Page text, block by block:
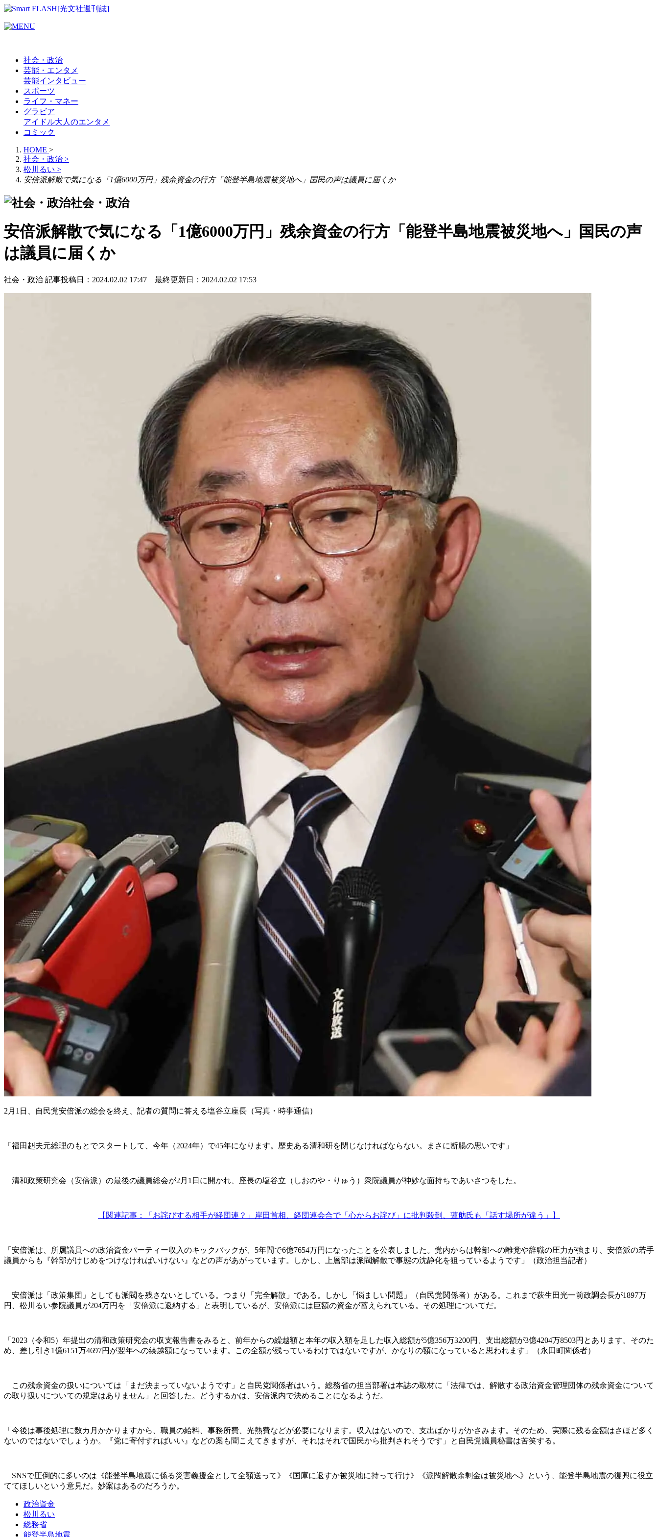
社会・政治
芸能・エンタメ
芸能インタビュー
スポーツ
ライフ・マネー
グラビア
アイドル大人のエンタメ
コミック
HOME >
社会・政治 >
松川るい >
安倍派解散で気になる「1億6000万円」残余資金の行方「能登半島地震被災地へ」国民の声は議員に届くか
社会・政治
安倍派解散で気になる「1億6000万円」残余資金の行方「能登半島地震被災地へ」国民の声
は議員に届くか
社会・政治 記事投稿日：2024.02.02 17:47 最終更新日：2024.02.02 17:53
2月1日、自民党安倍派の総会を終え、記者の質問に答える塩谷立座長（写真・時事通信）
「福田赳夫元総理のもとでスタートして、今年（2024年）で45年になります。歴史ある清和研を閉じなければならない。まさに断腸の思いです」
清和政策研究会（安倍派）の最後の議員総会が2月1日に開かれ、座長の塩谷立（しおのや・りゅう）衆院議員が神妙な面持ちであいさつをした。
【関連記事：「お詫びする相手が経団連？」岸田首相、経団連会合で「心からお詫び」に批判殺到、蓮舫氏も「話す場所が違う」】
「安倍派は、所属議員への政治資金パーティー収入のキックバックが、5年間で6億7654万円になったことを公表しました。党内からは幹部への離党や辞職の圧力が強まり、安倍派の若手
議員からも『幹部がけじめをつけなければいけない』などの声があがっています。しかし、上層部は派閥解散で事態の沈静化を狙っているようです」（政治担当記者）
安倍派は「政策集団」としても派閥を残さないとしている。つまり「完全解散」である。しかし「悩ましい問題」（自民党関係者）がある。これまで萩生田光一前政調会長が1897万
円、松川るい参院議員が204万円を「安倍派に返納する」と表明しているが、安倍派には巨額の資金が蓄えられている。その処理についてだ。
「2023（令和5）年提出の清和政策研究会の収支報告書をみると、前年からの繰越額と本年の収入額を足した収入総額が5億356万3200円、支出総額が3億4204万8503円とあります。そのた
め、差し引き1億6151万4697円が翌年への繰越額になっています。この全額が残っているわけではないですが、かなりの額になっていると思われます」（永田町関係者）
この残余資金の扱いについては「まだ決まっていないようです」と自民党関係者はいう。総務省の担当部署は本誌の取材に「法律では、解散する政治資金管理団体の残余資金について
の取り扱いについての規定はありません」と回答した。どうするかは、安倍派内で決めることになるようだ。
「今後は事後処理に数カ月かかりますから、職員の給料、事務所費、光熱費などが必要になります。収入はないので、支出ばかりがかさみます。そのため、実際に残る金額はさほど多く
ないのではないでしょうか。『党に寄付すればいい』などの案も聞こえてきますが、それはそれで国民から批判されそうです」と自民党議員秘書は苦笑する。
SNSで圧倒的に多いのは《能登半島地震に係る災害義援金として全額送って》《国庫に返すか被災地に持って行け》《派閥解散余剰金は被災地へ》という、能登半島地震の復興に役立
ててほしいという意見だ。妙案はあるのだろうか。
政治資金
松川るい
総務省
能登半島地震